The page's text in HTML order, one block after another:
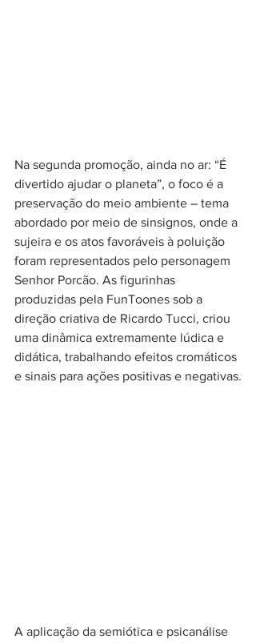
Na segunda promoção, ainda no ar: “É
divertido ajudar o planeta”, o foco é a
preservação do meio ambiente – tema
abordado por meio de sinsignos, onde a
sujeira e os atos favoráveis à poluição
foram representados pelo personagem
Senhor Porcão. As figurinhas
produzidas pela FunToones sob a
direção criativa de Ricardo Tucci, criou
uma dinâmica extremamente lúdica e
didática, trabalhando efeitos cromáticos
e sinais para ações positivas e negativas.
A aplicação da semiótica e psicanálise